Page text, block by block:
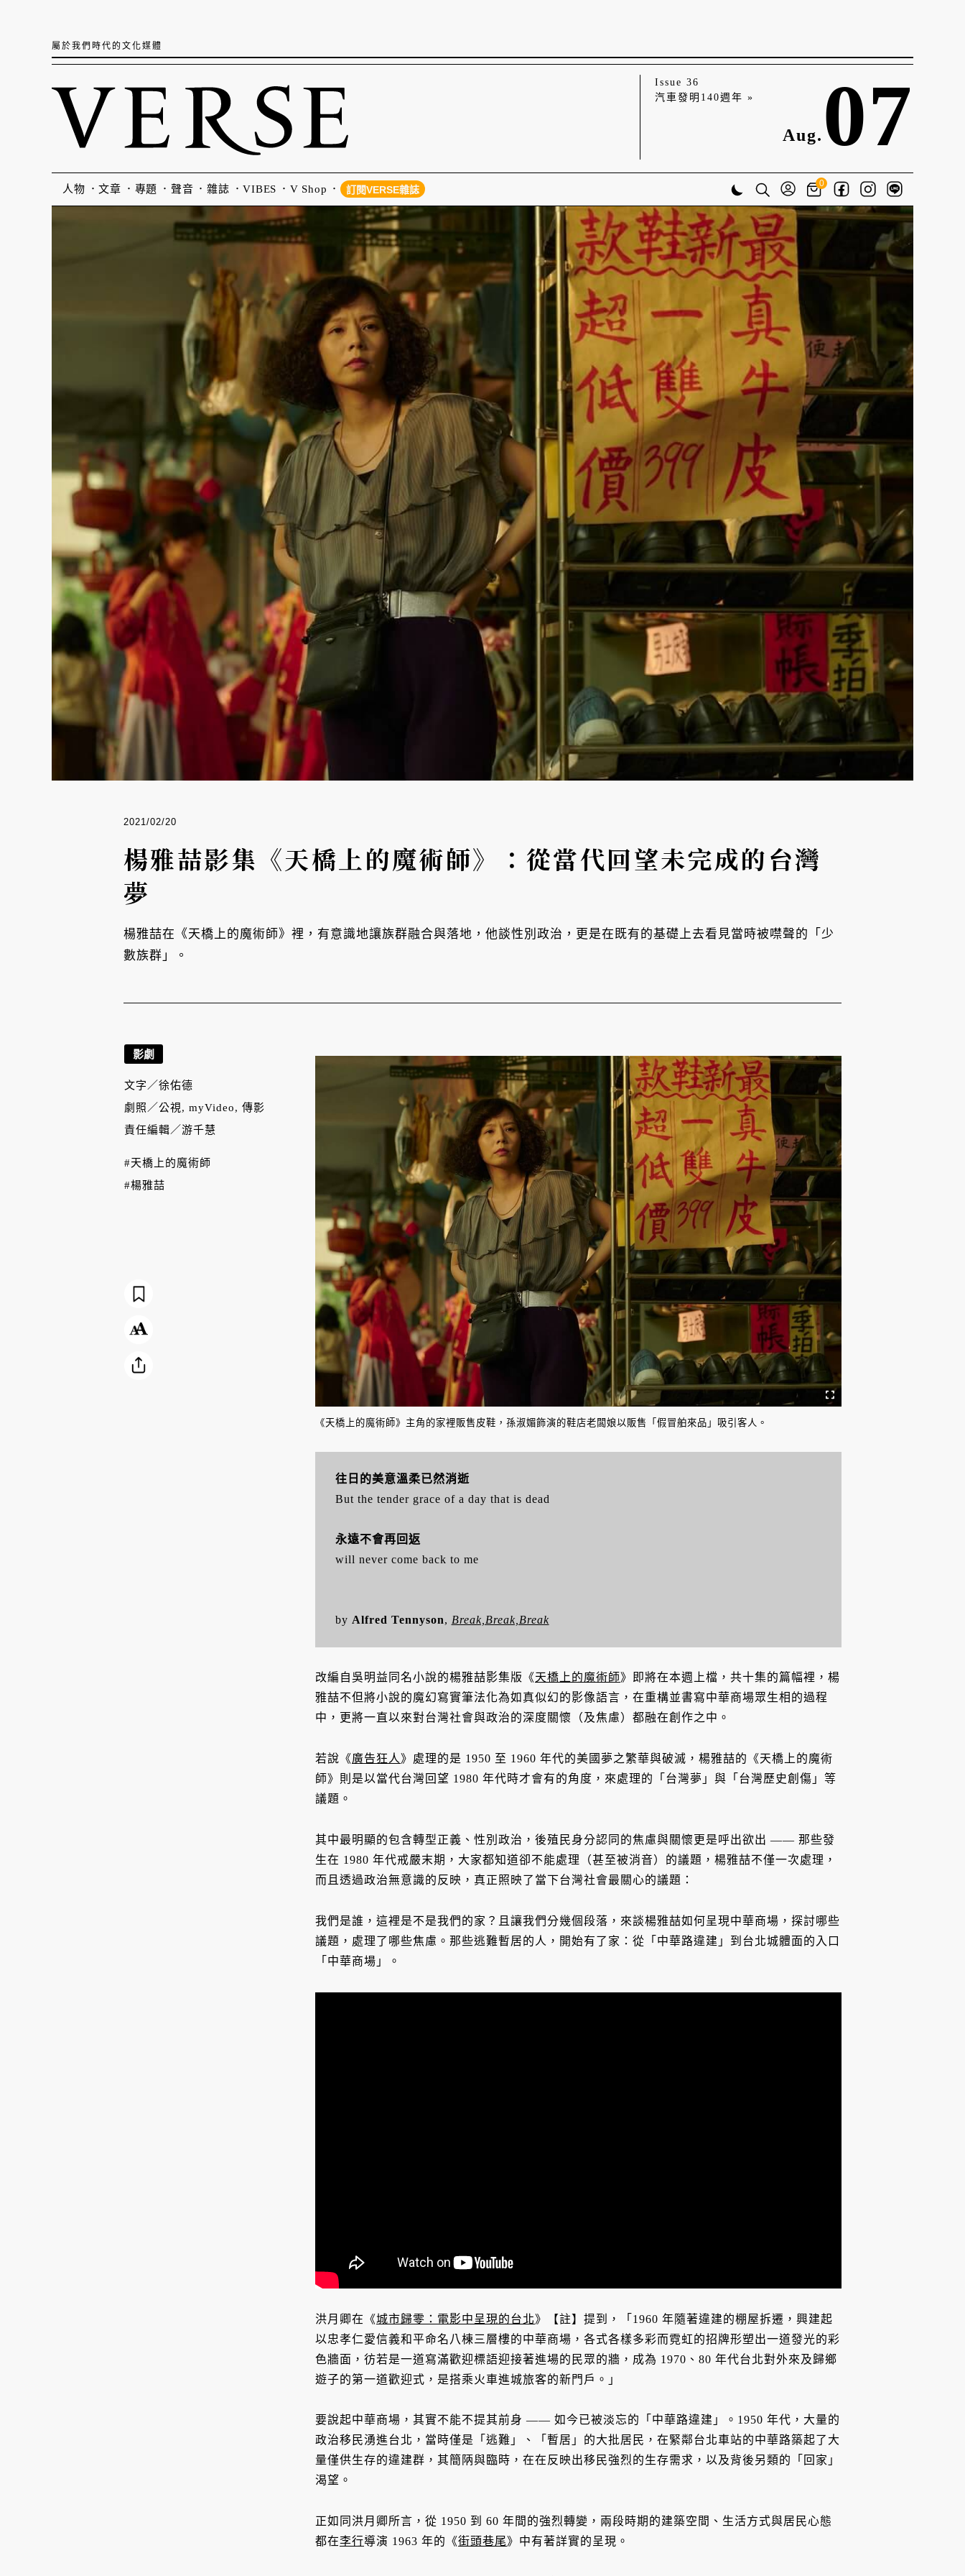
屬於我們時代的文化媒體
Issue 36
汽車發明140週年 »
Aug. 07
人物 文章 專題 聲音 雜誌 VIBES V Shop 訂閱VERSE雜誌
0
2021/02/20
楊雅喆影集《天橋上的魔術師》：從當代回望未完成的台灣
夢
楊雅喆在《天橋上的魔術師》裡，有意識地讓族群融合與落地，他談性別政治，更是在既有的基礎上去看見當時被噤聲的「少
數族群」。
《天橋上的魔術師》主角的家裡販售皮鞋，孫淑媚飾演的鞋店老闆娘以販售「假冒舶來品」吸引客人。
往日的美意溫柔已然消逝
But the tender grace of a day that is dead
永遠不會再回返
will never come back to me
by Alfred Tennyson, Break,Break,Break
改編自吳明益同名小說的楊雅喆影集版《天橋上的魔術師》即將在本週上檔，共十集的篇幅裡，楊
雅喆不但將小說的魔幻寫實筆法化為如真似幻的影像語言，在重構並書寫中華商場眾生相的過程
中，更將一直以來對台灣社會與政治的深度關懷（及焦慮）都融在創作之中。
若說《廣告狂人 》處理的是 1950 至 1960 年代的美國夢之繁華與破滅，楊雅喆的《天橋上的魔術
師》則是以當代台灣回望 1980 年代時才會有的角度，來處理的「台灣夢」與「台灣歷史創傷」等
議題。
其中最明顯的包含轉型正義、性別政治，後殖民身分認同的焦慮與關懷更是呼出欲出 —— 那些發
生在 1980 年代戒嚴末期，大家都知道卻不能處理（甚至被消音）的議題，楊雅喆不僅一次處理，
而且透過政治無意識的反映，真正照映了當下台灣社會最關心的議題：
我們是誰，這裡是不是我們的家？且讓我們分幾個段落，來談楊雅喆如何呈現中華商場，探討哪些
議題，處理了哪些焦慮。那些逃難暫居的人，開始有了家：從「中華路違建」到台北城體面的入口
「中華商場」。
洪月卿在《城市歸零：電影中呈現的台北》【註】提到，「1960 年隨著違建的棚屋拆遷，興建起
以忠孝仁愛信義和平命名八棟三層樓的中華商場，各式各樣多彩而霓虹的招牌形塑出一道發光的彩
色牆面，彷若是一道寫滿歡迎標語迎接著進場的民眾的牆，成為 1970、80 年代台北對外來及歸鄉
遊子的第一道歡迎式，是搭乘火車進城旅客的新門戶。」
要說起中華商場，其實不能不提其前身 —— 如今已被淡忘的「中華路違建」。1950 年代，大量的
政治移民湧進台北，當時僅是「逃難」、「暫居」的大批居民，在緊鄰台北車站的中華路築起了大
量僅供生存的違建群，其簡陃與臨時，在在反映出移民強烈的生存需求，以及背後另類的「回家」
渴望。
正如同洪月卿所言，從 1950 到 60 年間的強烈轉變，兩段時期的建築空間、生活方式與居民心態
都在李行導演 1963 年的《街頭巷尾》中有著詳實的呈現。
影劇
文字／徐佑德
劇照／公視, myVideo, 傳影
責任編輯／游千慧
#天橋上的魔術師
#楊雅喆